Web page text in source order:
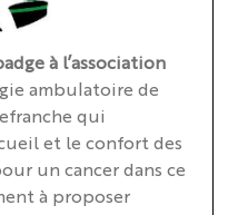
à l’association
ambulatoire de
qui
et le confort des
un cancer dans ce
à proposer